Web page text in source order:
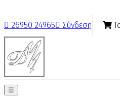
 26950 24965 Σύνδεση
Toggle
navigation
☰